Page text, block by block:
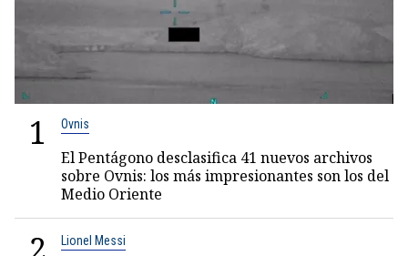
1 Ovnis
El Pentágono desclasifica 41 nuevos archivos
sobre Ovnis: los más impresionantes son los del
Medio Oriente
Lionel Messi